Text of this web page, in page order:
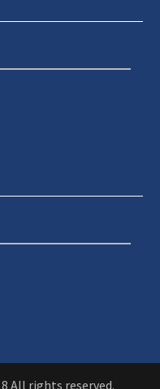
All rights reserved.